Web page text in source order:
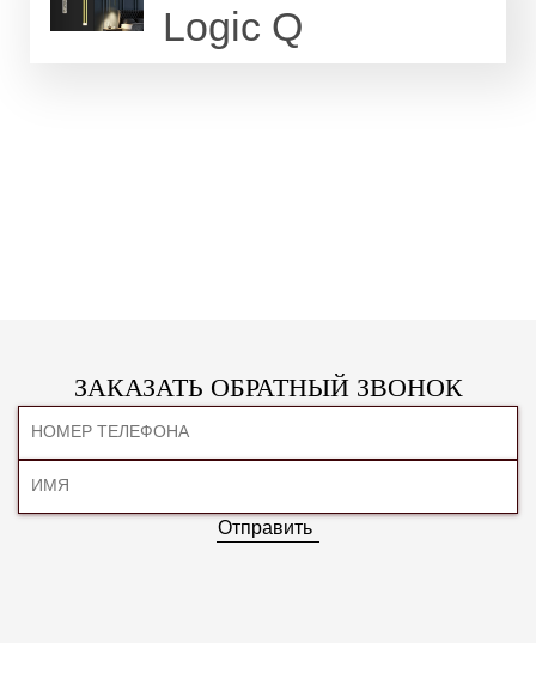
Logic Q
ЗАКАЗАТЬ ОБРАТНЫЙ ЗВОНОК
Отправить